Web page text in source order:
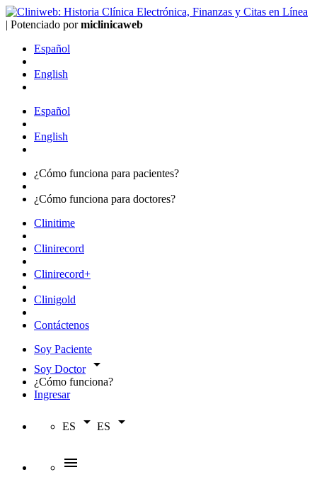
| Potenciado pormiclinicaweb
Español
English
Español
English
¿Cómo funciona para pacientes?
¿Cómo funciona para doctores?
Clinitime
Clinirecord
Clinirecord+
Clinigold
Contáctenos
Soy Paciente
Soy Doctor
arrow_drop_down
¿Cómo funciona?
Ingresar
ES arrow_drop_down ES arrow_drop_down
menu